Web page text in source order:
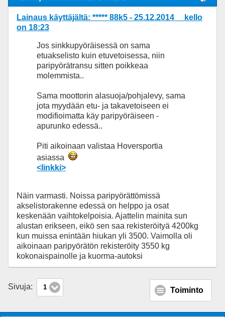
Lainaus käyttäjältä: ***** 88k5 - 25.12.2014 kello
on 18:23
Jos sinkkupyöräisessä on sama
etuakselisto kuin etuvetoisessa, niin
paripyörätransu sitten poikkeaa
molemmista..
Sama moottorin alasuoja/pohjalevy, sama
jota myydään etu- ja takavetoiseen ei
modifioimatta käy paripyöräiseen -
apurunko edessä..
Piti aikoinaan valistaa Hoversportia
asiassa
<linkki>
Näin varmasti. Noissa paripyörättömissä
akselistorakenne edessä on helppo ja osat
keskenään vaihtokelpoisia. Ajattelin mainita sun
alustan erikseen, eikö sen saa rekisteröityä 4200kg
kun muissa enintään hiukan yli 3500. Vaimolla oli
aikoinaan paripyörätön rekisteröity 3550 kg
kokonaispainolle ja kuorma-autoksi
Sivuja: 1 Toiminto